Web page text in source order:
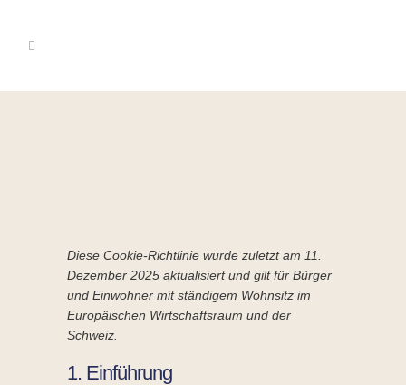
Diese Cookie-Richtlinie wurde zuletzt am 11.
Dezember 2025 aktualisiert und gilt für Bürger
und Einwohner mit ständigem Wohnsitz im
Europäischen Wirtschaftsraum und der
Schweiz.
1. Einführung